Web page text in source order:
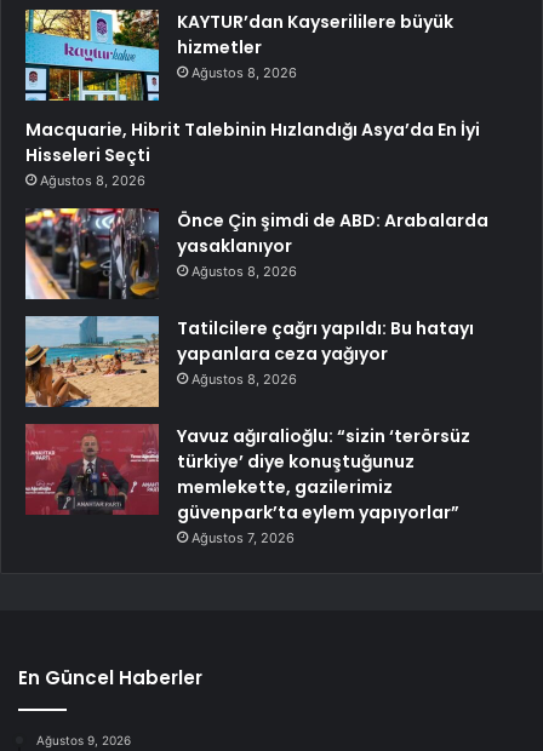
KAYTUR’dan Kayserililere büyük
hizmetler
Ağustos 8, 2026
Macquarie, Hibrit Talebinin Hızlandığı Asya’da En İyi
Hisseleri Seçti
Ağustos 8, 2026
Önce Çin şimdi de ABD: Arabalarda
yasaklanıyor
Ağustos 8, 2026
Tatilcilere çağrı yapıldı: Bu hatayı
yapanlara ceza yağıyor
Ağustos 8, 2026
Yavuz ağıralioğlu: “sizin ‘terörsüz
türkiye’ diye konuştuğunuz
memlekette, gazilerimiz
güvenpark’ta eylem yapıyorlar”
Ağustos 7, 2026
En Güncel Haberler
Ağustos 9, 2026